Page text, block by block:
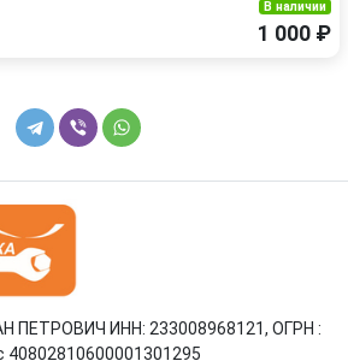
В наличии
1 000 ₽
ПЕТРОВИЧ ИНН: 233008968121, ОГРН :
40802810600001301295